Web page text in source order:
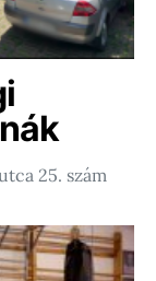
25. szám